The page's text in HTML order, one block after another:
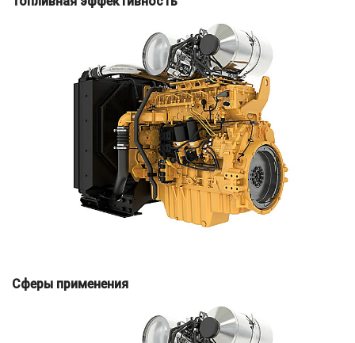
Сферы применения